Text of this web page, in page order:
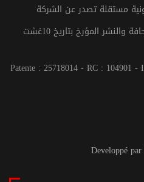
الإيداع القانوني طبقا لقانون الصحافة والنشر المؤرخ بتاريخ 10غشت
Patente : 25718014 - RC : 104901
Developpé